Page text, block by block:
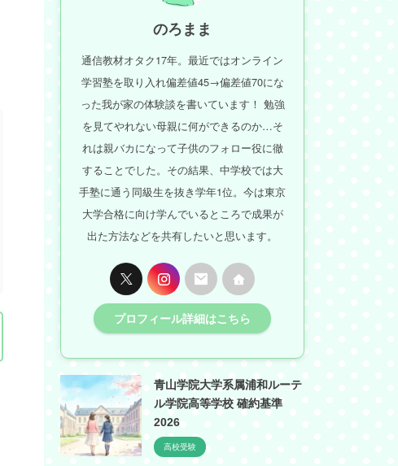
のろまま
通信教材オタク17年。最近ではオンライン
学習塾を取り入れ偏差値45→偏差値70にな
った我が家の体験談を書いています！ 勉強
を見てやれない母親に何ができるのか…そ
れは親バカになって子供のフォロー役に徹
することでした。その結果、中学校では大
手塾に通う同級生を抜き学年1位。今は東京
大学合格に向け学んでいるところで成果が
出た方法などを共有したいと思います。
プロフィール詳細はこちら
青山学院大学系属浦和ルーテ
ル学院高等学校 確約基準
2026
高校受験